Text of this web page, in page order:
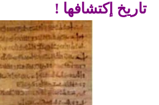
تاريخ إكتشافها !